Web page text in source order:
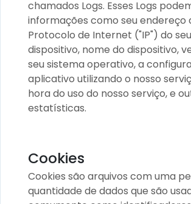
chamados Logs. Esses Logs
informações como seu endereço
Protocolo de Internet ("IP") do seu
dispositivo, nome do dispositivo,
seu sistema operativo, a
aplicativo utilizando o nosso
hora do uso do nosso serviço, e
estatísticas.
Cookies
Cookies são arquivos com uma
quantidade de dados que são